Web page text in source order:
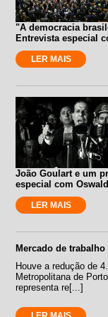
"A democracia
Entrevista especial
LER MAIS
João Goulart e um
especial com
LER MAIS
Mercado de trabalho
Houve a redução de
Metropolitana de
representa re[...]